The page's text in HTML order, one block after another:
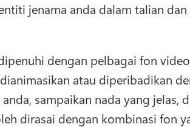
jenama anda dalam talian
dengan pelbagai fon
atau diperibadikan
sampaikan nada yang jelas,
dirasai dengan kombinasi fon